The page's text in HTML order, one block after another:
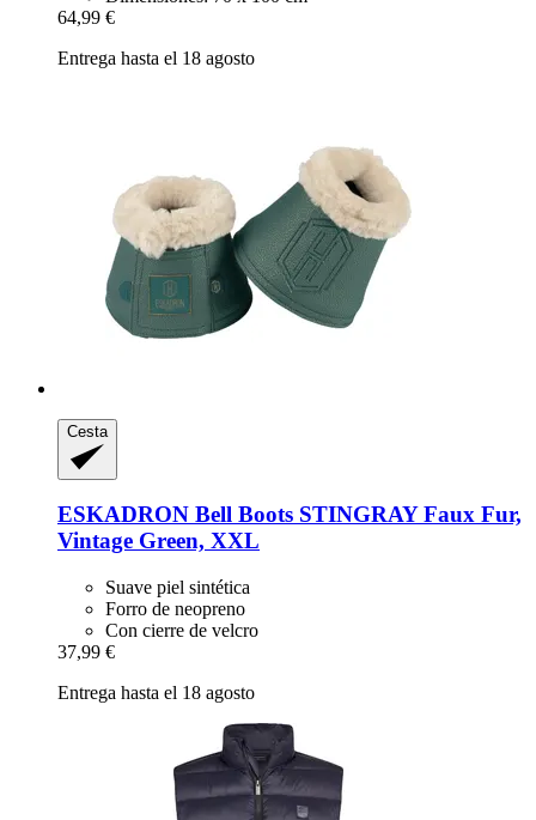
64,99 €
Entrega hasta el 18 agosto
Cesta
ESKADRON Bell Boots STINGRAY Faux Fur,
Vintage Green, XXL
Suave piel sintética
Forro de neopreno
Con cierre de velcro
37,99 €
Entrega hasta el 18 agosto